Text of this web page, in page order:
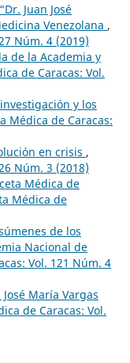
Juan José
Venezolana ,
Núm. 4 (2019)
de la Academia y
de Caracas: Vol.
y los
Médica de Caracas:
en crisis ,
Núm. 3 (2018)
Médica de
Médica de
de los
Nacional de
Vol. 121 Núm. 4
José María Vargas
de Caracas: Vol.